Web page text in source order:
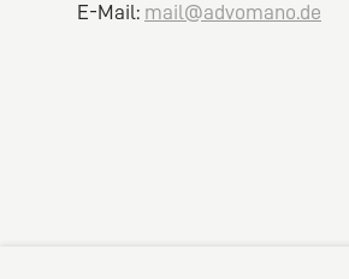
E-Mail: mail@advomano.de